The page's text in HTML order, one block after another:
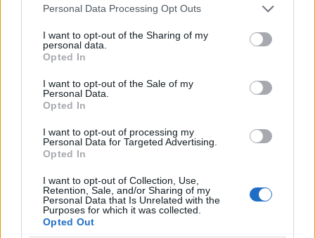
Please note that this website/app uses one or more Google
not limited to your visit or usage behaviour. You may click to
grant or deny consent to Google and its third-party tags to
use your data for below specified purposes in below Google
consent section.
Personal Data Processing Opt Outs
I want to opt-out of the Sharing of my
personal data.
Opted In
I want to opt-out of the Sale of my
Personal Data.
Opted In
I want to opt-out of processing my
Personal Data for Targeted Advertising.
Opted In
I want to opt-out of Collection, Use,
Retention, Sale, and/or Sharing of my
Personal Data that Is Unrelated with the
Purposes for which it was collected.
Opted Out
Decolteu fara bretele:se potriveste cel
mai bine celor cu umerii mai mari si bine
conturati. Evitati-l daca aveti pieptul mic.
Decolteu tip Queen Anne:acest tip de
gatului si se deschide in zona din fata,
deasupra pieptului. Poate fi purtat de
majoritatea mireselor si poate chiar ajuta